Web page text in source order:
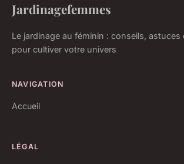
Jardinagefemmes
Le jardinage au féminin : conseils, astuces
pour cultiver votre univers
NAVIGATION
Accueil
LÉGAL